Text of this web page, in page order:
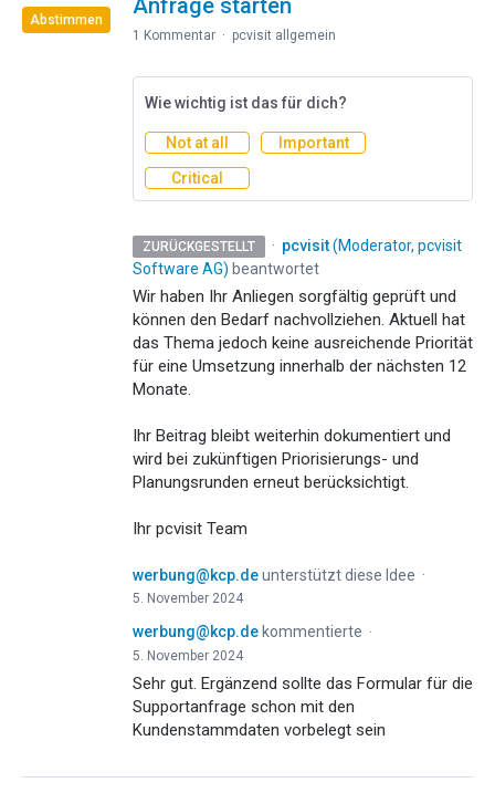
Anfrage starten
Abstimmen
1 Kommentar · pcvisit allgemein
Wie wichtig ist das für dich?
Not at all
Important
Critical
ZURÜCKGESTELLT · pcvisit(Moderator, pcvisit
Software AG) beantwortet
Wir haben Ihr Anliegen sorgfältig geprüft und
können den Bedarf nachvollziehen. Aktuell hat
das Thema jedoch keine ausreichende Priorität
für eine Umsetzung innerhalb der nächsten 12
Monate.
Ihr Beitrag bleibt weiterhin dokumentiert und
wird bei zukünftigen Priorisierungs- und
Planungsrunden erneut berücksichtigt.
Ihr pcvisit Team
werbung@kcp.deunterstützt diese Idee ·
5. November 2024
werbung@kcp.de kommentierte ·
5. November 2024
Sehr gut. Ergänzend sollte das Formular für die
Supportanfrage schon mit den
Kundenstammdaten vorbelegt sein